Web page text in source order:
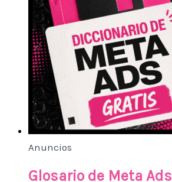
Anuncios
Glosario de Meta Ads